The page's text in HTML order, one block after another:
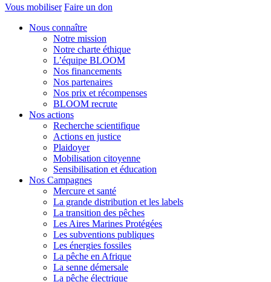
Vous mobiliser Faire un don
Nous connaître
Notre mission
Notre charte éthique
L’équipe BLOOM
Nos financements
Nos partenaires
Nos prix et récompenses
BLOOM recrute
Nos actions
Recherche scientifique
Actions en justice
Plaidoyer
Mobilisation citoyenne
Sensibilisation et éducation
Nos Campagnes
Mercure et santé
La grande distribution et les labels
La transition des pêches
Les Aires Marines Protégées
Les subventions publiques
Les énergies fossiles
La pêche en Afrique
La senne démersale
La pêche électrique